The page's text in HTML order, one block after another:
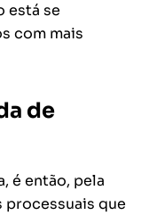
está se
com mais
de
é então, pela
processuais que